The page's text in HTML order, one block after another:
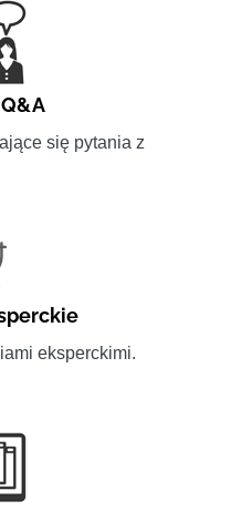
się pytania z
eksperckimi.